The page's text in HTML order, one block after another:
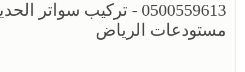
0500559613 - تركيب
مستودعات الرياض